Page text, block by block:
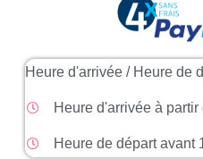
Heure d'arrivée / Heure de
Heure d'arrivée à partir
Heure de départ avant